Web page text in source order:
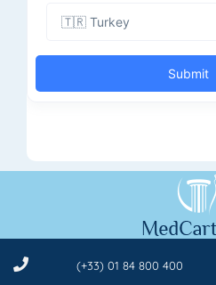
(+33) 01 84 800 400